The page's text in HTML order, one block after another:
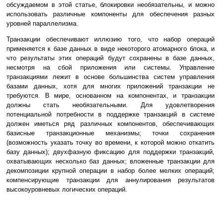
обсуждаемом в этой статье, блокировки необязательны, и можно
использовать различные компоненты для обеспечения разных
уровней параллелизма.
Транзакции обеспечивают иллюзию того, что набор операций
применяется к базе данных в виде некоторого атомарного блока, и
что результаты этих операций будут сохранены в базе данных,
несмотря на сбой приложения или системы. Управление
транзакциями лежит в основе большинства систем управления
базами данных, хотя для многих приложений транзакции не
требуются. В мире, основанном на компонентах, и транзакции
должны стать необязательными. Для удовлетворения
потенциальной потребности в поддержке транзакций в системе
должен иметься ряд различных компонентов, обеспечивающих
базисные транзакционные механизмы; точки сохранения
(возможность указать точку во времени, к которой можно откатить
базу данных); двухфазную фиксацию для поддержки транзакций,
охватывающих несколько баз данных; вложенные транзакции для
декомпозиции крупной операции в набор более мелких операций;
компенсирующие транзакции для аннулирования результатов
высокоуровневых логических операций.